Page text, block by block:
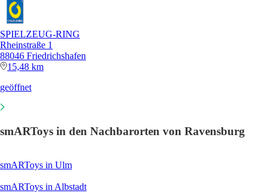
SPIELZEUG-RING
Rheinstraße 1
88046 Friedrichshafen
15,48 km
geöffnet
smARToys in den Nachbarorten von Ravensburg
smARToys in Ulm
smARToys in Albstadt